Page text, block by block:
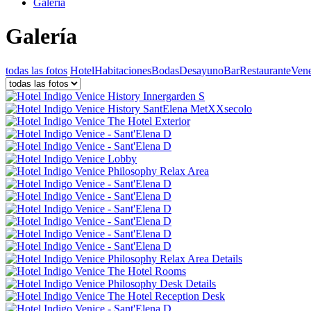
Galería
Galería
todas las fotos HotelHabitacionesBodasDesayunoBarRestaurante